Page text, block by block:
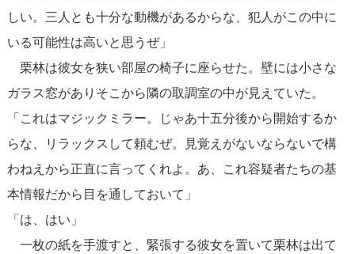
しい。三人とも十分な動機があるからな、犯人がこの中に
いる可能性は高いと思うぜ」
栗林は彼女を狭い部屋の椅子に座らせた。壁には小さな
ガラス窓がありそこから隣の取調室の中が見えていた。
「これはマジックミラー。じゃあ十五分後から開始するか
らな、リラックスして頼むぜ。見覚えがないならないで構
わねえから正直に言ってくれよ。あ、これ容疑者たちの基
本情報だから目を通しておいて」
「は、はい」
一枚の紙を手渡すと、緊張する彼女を置いて栗林は出て